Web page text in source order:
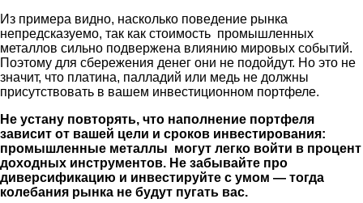
Из примера видно, насколько поведение рынка
непредсказуемо, так как стоимость промышленных
металлов сильно подвержена влиянию мировых событий.
Поэтому для сбережения денег они не подойдут. Но это не
значит, что платина, палладий или медь не должны
присутствовать в вашем инвестиционном портфеле.
Не устану повторять, что наполнение портфеля
зависит от вашей цели и сроков инвестирования:
промышленные металлы могут легко войти в процент
доходных инструментов. Не забывайте про
диверсификацию и инвестируйте с умом — тогда
колебания рынка не будут пугать вас.